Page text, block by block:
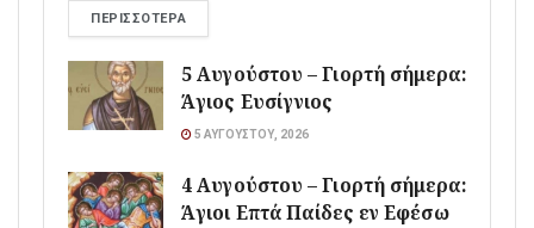
ΠΕΡΙΣΣΌΤΕΡΑ
5 Αυγούστου – Γιορτή σήμερα:
Άγιος Ευσίγνιος
5 ΑΥΓΟΎΣΤΟΥ, 2026
4 Αυγούστου – Γιορτή σήμερα:
Άγιοι Επτά Παίδες εν Εφέσω